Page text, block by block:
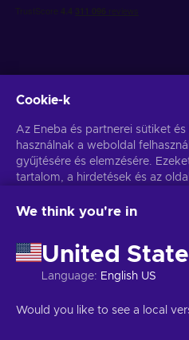
You can unsubscribe at any time. Visit
Copyright © 2026 Eneba. Minden
Cookie-k
Az Eneba és partnerei sütiket
használnak a weboldal
gyűjtésére és elemzésére.
tartalom, a hirdetések és az
hirdetések személyre
ahhoz, hogy az Eneba és
használják. Hozzájárulását a
módosíthatja.
fel az Ön adatait, a Google
We think you're in
United
Language: English US
Would you like to see a local